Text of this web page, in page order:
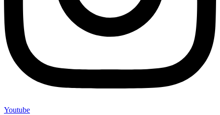
Youtube